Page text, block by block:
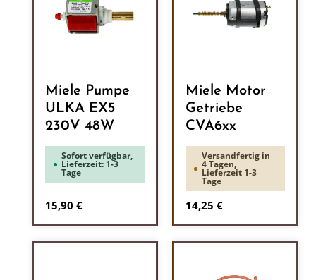
Miele Pumpe
ULKA EX5
230V 48W
Sofort verfügbar,
Lieferzeit: 1-3
Tage
Regulärer Preis:
15,90 €
Miele Motor
Getriebe
CVA6xx
Versandfertig in
4 Tagen,
Lieferzeit 1-3
Tage
Regulärer Preis:
14,25 €